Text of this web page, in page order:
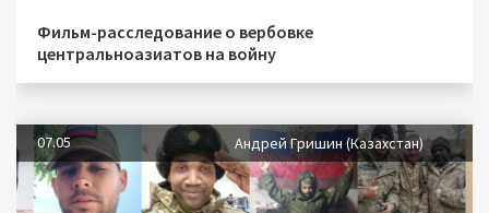
Фильм-расследование о вербовке
центральноазиатов на войну
07.05 Андрей Гришин (Казахстан)